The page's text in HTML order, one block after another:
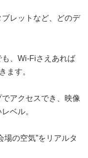
レットなど、どのデ
、Wi-Fiさえあれば
ます。
アクセスでき、映像
ベル。
場の空気”をリアルタ